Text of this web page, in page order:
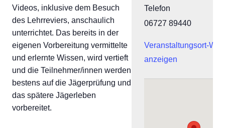
Videos, inklusive dem Besuch
des Lehrreviers, anschaulich
unterrichtet. Das bereits in der
eigenen Vorbereitung vermittelte
und erlernte Wissen, wird vertieft
und die Teilnehmer/innen werden
bestens auf die Jägerprüfung und
das spätere Jägerleben
vorbereitet.
Telefon
06727 89440
Veranstaltungsort-
anzeigen